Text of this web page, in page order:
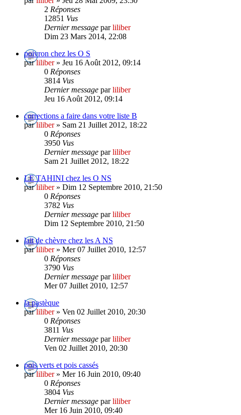
2 Réponses
12851 Vus
Dernier message parliliber
Dim 23 Mars 2014, 22:08
poivron chez les O S
parliliber» Jeu 16 Août 2012, 09:14
0 Réponses
3814 Vus
Dernier message parliliber
Jeu 16 Août 2012, 09:14
corrections a faire dans votre liste B
parliliber» Sam 21 Juillet 2012, 18:22
0 Réponses
3950 Vus
Dernier message parliliber
Sam 21 Juillet 2012, 18:22
LE TAHINI chez les O NS
parliliber» Dim 12 Septembre 2010, 21:50
0 Réponses
3782 Vus
Dernier message parliliber
Dim 12 Septembre 2010, 21:50
lait de chèvre chez les A NS
parliliber» Mer 07 Juillet 2010, 12:57
0 Réponses
3790 Vus
Dernier message parliliber
Mer 07 Juillet 2010, 12:57
la pastèque
parliliber» Ven 02 Juillet 2010, 20:30
0 Réponses
3811 Vus
Dernier message parliliber
Ven 02 Juillet 2010, 20:30
pois verts et pois cassés
parliliber» Mer 16 Juin 2010, 09:40
0 Réponses
3804 Vus
Dernier message parliliber
Mer 16 Juin 2010, 09:40